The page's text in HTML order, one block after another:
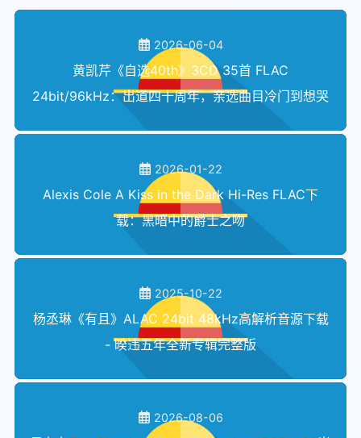
2026-06-04
黄凯芹《自选40th》3CD 35首 FLAC
24bit/96kHz：出道四十周年，亲选曲目冷门到想哭
2026-01-22
Alexis Cole A Kiss in the Dark Hi-Res FLAC下
载：黑暗中的爵士之吻
2025-10-22
杨丞琳《有且》ALAC 24bit 48kHz高解析音源下载
- 暌违五年全新专辑完整版
2026-08-06